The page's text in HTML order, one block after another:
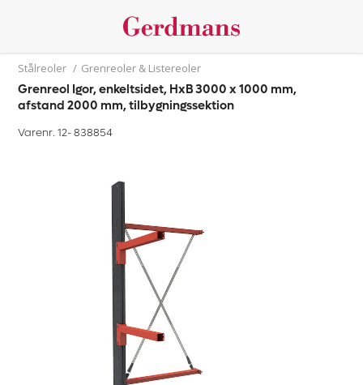
Stålreoler / Grenreoler & Listereoler
Grenreol Igor, enkeltsidet, HxB 3000 x 1000 mm,
afstand 2000 mm, tilbygningssektion
Varenr. 12-838854